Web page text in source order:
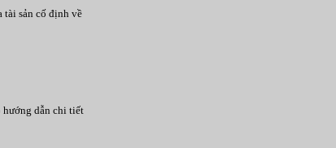
tài sản cố định về
hướng dẫn chi tiết